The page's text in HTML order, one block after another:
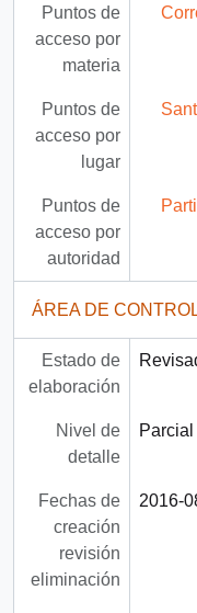
Puntos de
acceso por
materia
Puntos de
acceso por
lugar
Puntos de
acceso por
autoridad
ÁREA DE
Estado de
elaboración
Nivel de
detalle
Parcial
Fechas de
creación
revisión
eliminación
2016-